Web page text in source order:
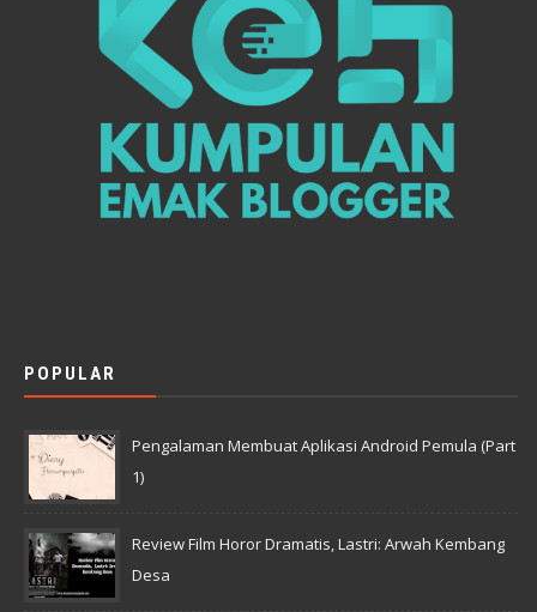
POPULAR
Pengalaman Membuat Aplikasi Android Pemula (Part
1)
Review Film Horor Dramatis, Lastri: Arwah Kembang
Desa